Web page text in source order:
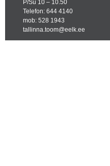
P/Su 10 – 10.50
Telefon: 644 4140
mob: 528 1943
tallinna.toom@eelk.ee